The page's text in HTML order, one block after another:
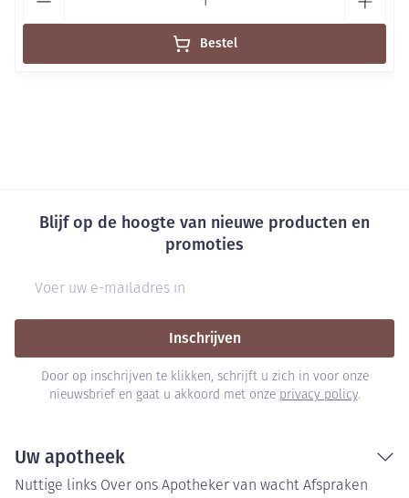
Bestel
Blijf op de hoogte van nieuwe producten en
promoties
Inschrijven
Door op inschrijven te klikken, schrijft u zich in voor onze
nieuwsbrief en gaat u akkoord met onze privacy policy.
Uw apotheek
Nuttige links Over ons Apotheker van wacht Afspraken